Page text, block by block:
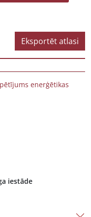
Eksportēt atlasi
enerģētikas
iestāde